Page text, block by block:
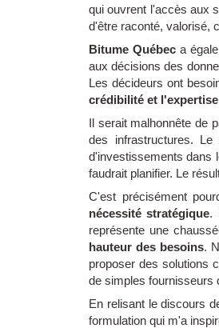
qui ouvrent l'accès aux
d'être raconté, valorisé,
Bitume Québeca
aux décisions des
Les décideurs ont
crédibilité et
Il serait malhonnête de
des infrastructures.
d'investissements dans
faudrait planifier. Le
C'est précisément
nécessité stratégique.
représente une
hauteur des besoins.
proposer des solutions
de simples fournisseurs
En relisant le discours
formulation qui m'a